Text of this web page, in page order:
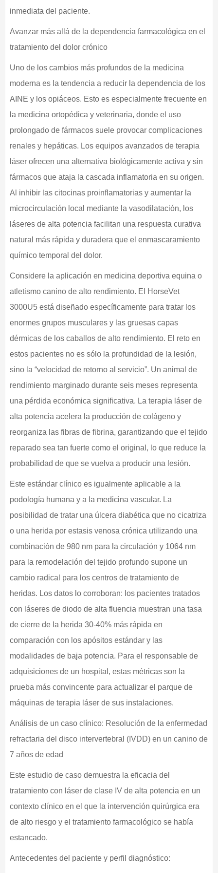
inmediata del paciente.
Avanzar más allá de la dependencia farmacológica en el
tratamiento del dolor crónico
Uno de los cambios más profundos de la medicina
moderna es la tendencia a reducir la dependencia de los
AINE y los opiáceos. Esto es especialmente frecuente en
la medicina ortopédica y veterinaria, donde el uso
prolongado de fármacos suele provocar complicaciones
renales y hepáticas. Los equipos avanzados de terapia
láser ofrecen una alternativa biológicamente activa y sin
fármacos que ataja la cascada inflamatoria en su origen.
Al inhibir las citocinas proinflamatorias y aumentar la
microcirculación local mediante la vasodilatación, los
láseres de alta potencia facilitan una respuesta curativa
natural más rápida y duradera que el enmascaramiento
químico temporal del dolor.
Considere la aplicación en medicina deportiva equina o
atletismo canino de alto rendimiento. El HorseVet
3000U5 está diseñado específicamente para tratar los
enormes grupos musculares y las gruesas capas
dérmicas de los caballos de alto rendimiento. El reto en
estos pacientes no es sólo la profundidad de la lesión,
sino la “velocidad de retorno al servicio”. Un animal de
rendimiento marginado durante seis meses representa
una pérdida económica significativa. La terapia láser de
alta potencia acelera la producción de colágeno y
reorganiza las fibras de fibrina, garantizando que el tejido
reparado sea tan fuerte como el original, lo que reduce la
probabilidad de que se vuelva a producir una lesión.
Este estándar clínico es igualmente aplicable a la
podología humana y a la medicina vascular. La
posibilidad de tratar una úlcera diabética que no cicatriza
o una herida por estasis venosa crónica utilizando una
combinación de 980 nm para la circulación y 1064 nm
para la remodelación del tejido profundo supone un
cambio radical para los centros de tratamiento de
heridas. Los datos lo corroboran: los pacientes tratados
con láseres de diodo de alta fluencia muestran una tasa
de cierre de la herida 30-40% más rápida en
comparación con los apósitos estándar y las
modalidades de baja potencia. Para el responsable de
adquisiciones de un hospital, estas métricas son la
prueba más convincente para actualizar el parque de
máquinas de terapia láser de sus instalaciones.
Análisis de un caso clínico: Resolución de la enfermedad
refractaria del disco intervertebral (IVDD) en un canino de
7 años de edad
Este estudio de caso demuestra la eficacia del
tratamiento con láser de clase IV de alta potencia en un
contexto clínico en el que la intervención quirúrgica era
de alto riesgo y el tratamiento farmacológico se había
estancado.
Antecedentes del paciente y perfil diagnóstico: